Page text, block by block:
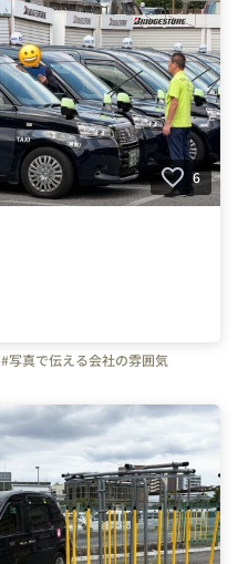
6
#写真で伝える会社の雰囲気